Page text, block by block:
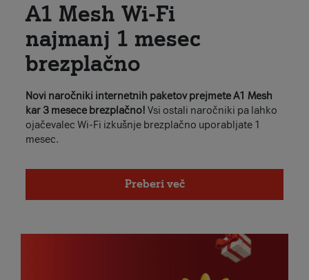
A1 Mesh Wi-Fi
najmanj 1 mesec
brezplačno
Novi naročniki internetnih paketov prejmete A1 Mesh
kar 3 mesece brezplačno! Vsi ostali naročniki pa lahko
ojačevalec Wi-Fi izkušnje brezplačno uporabljate 1
mesec.
Preberi več